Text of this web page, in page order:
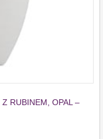
RUBINEM, OPAL –